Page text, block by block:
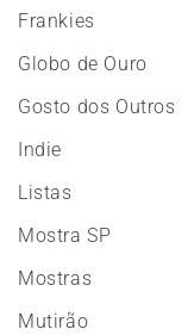
Frankies
Globo de Ouro
Gosto dos Outros
Indie
Listas
Mostra SP
Mostras
Mutirão